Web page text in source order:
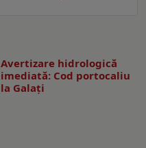
Avertizare hidrologică
imediată: Cod portocaliu
la Galaţi